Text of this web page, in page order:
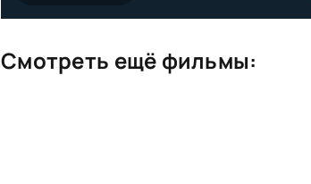
Смотреть ещё фильмы: